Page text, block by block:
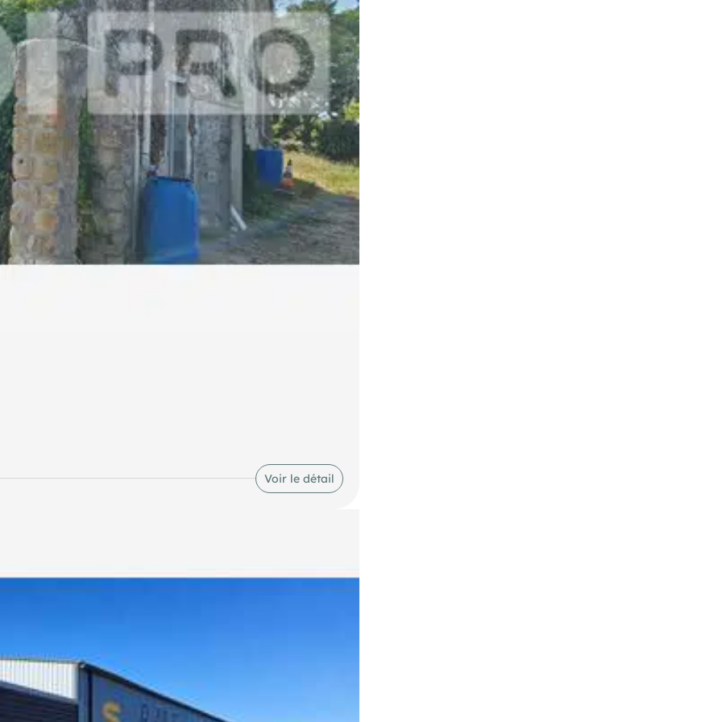
d'une route très fréquentée, offrant une excellente
les lieux selon vos besoins.
Voir le détail